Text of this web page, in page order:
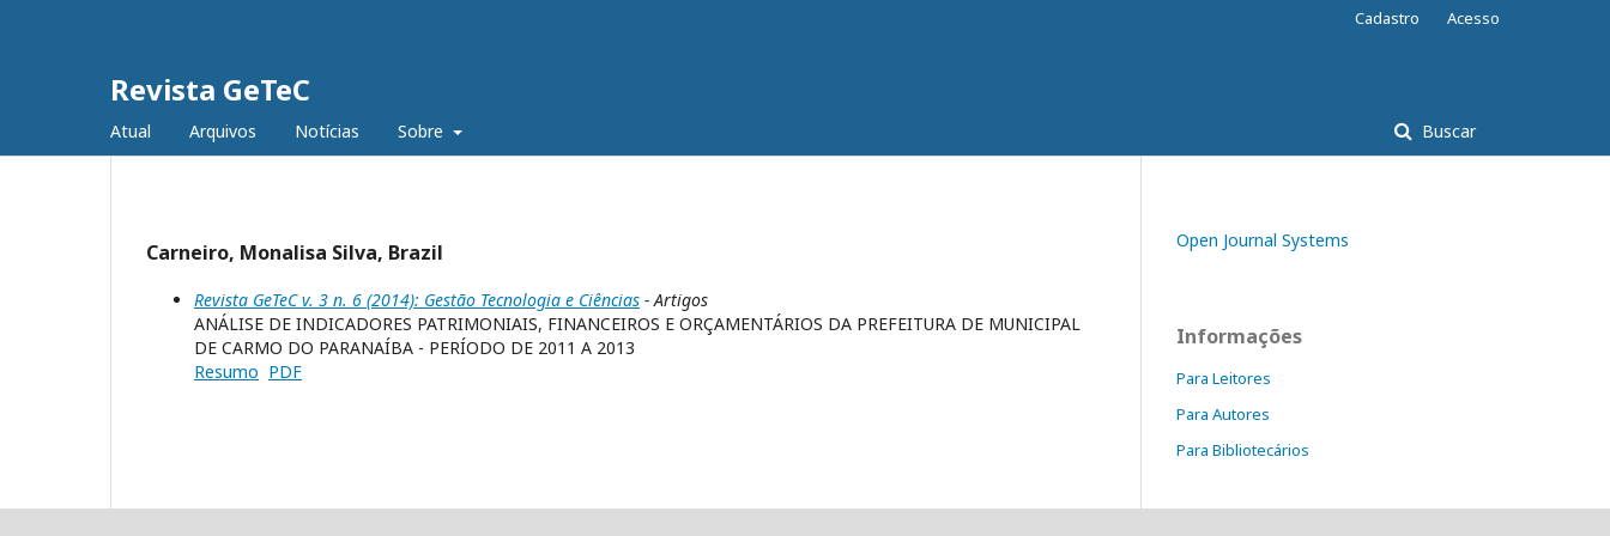
Revista GeTeC
Atual Arquivos Notícias Sobre Buscar
Cadastro Acesso
Carneiro, Monalisa Silva, Brazil
Revista GeTeC v. 3 n. 6 (2014): Gestão Tecnologia e Ciências - Artigos
ANÁLISE DE INDICADORES PATRIMONIAIS, FINANCEIROS E ORÇAMENTÁRIOS DA PREFEITURA DE MUNICIPAL
DE CARMO DO PARANAÍBA - PERÍODO DE 2011 A 2013
Resumo PDF
Open Journal Systems
Informações
Para Leitores
Para Autores
Para Bibliotecários